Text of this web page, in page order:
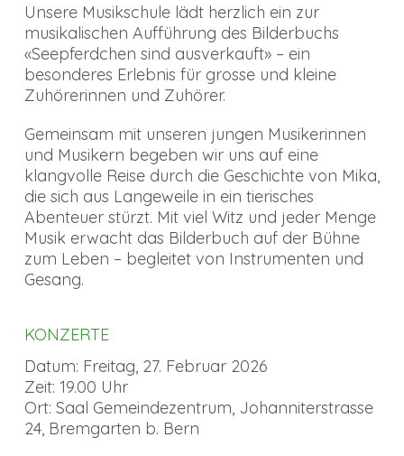
Unsere Musikschule lädt herzlich ein zur
musikalischen Aufführung des Bilderbuchs
«Seepferdchen sind ausverkauft» – ein
besonderes Erlebnis für grosse und kleine
Zuhörerinnen und Zuhörer.
Gemeinsam mit unseren jungen Musikerinnen
und Musikern begeben wir uns auf eine
klangvolle Reise durch die Geschichte von Mika,
die sich aus Langeweile in ein tierisches
Abenteuer stürzt. Mit viel Witz und jeder Menge
Musik erwacht das Bilderbuch auf der Bühne
zum Leben – begleitet von Instrumenten und
Gesang.
KONZERTE
Datum: Freitag, 27. Februar 2026
Zeit: 19.00 Uhr
Ort: Saal Gemeindezentrum, Johanniterstrasse
24, Bremgarten b. Bern